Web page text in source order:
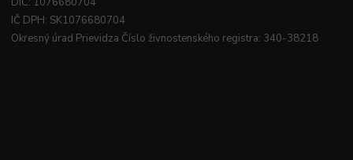
IČ DPH: SK1076680704
Okresný úrad Prievidza Číslo živnostenského registra: 340-38218